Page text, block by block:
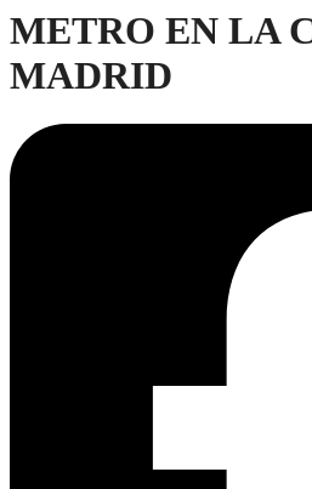
METRO EN LA
MADRID